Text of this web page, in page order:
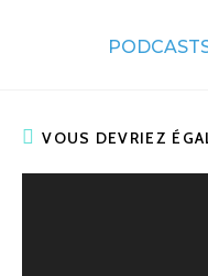
VOUS DEVRIEZ